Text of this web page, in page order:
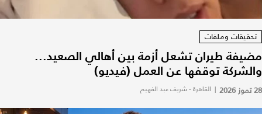
تحقيقات وملفات
مضيفة طيران تشعل أزمة بين أهالي الصعيد...
والشركة توقفها عن العمل (فيديو)
28 تموز 2026 | القاهرة - شريف عبد الفهيم